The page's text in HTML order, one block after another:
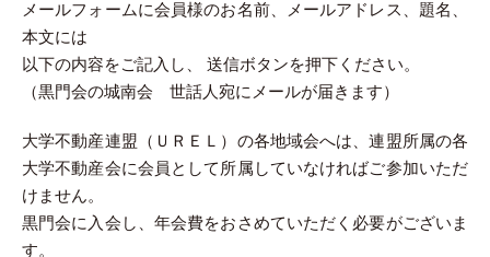
メールフォームに会員様のお名前、メールアドレス、題名、
本文には
以下の内容をご記入し、 送信ボタンを押下ください。
（黒門会の城南会 世話人宛にメールが届きます）
大学不動産連盟（ＵＲＥＬ）の各地域会へは、連盟所属の各
大学不動産会に会員として所属していなければご参加いただ
けません。
黒門会に入会し、年会費をおさめていただく必要がございま
す。